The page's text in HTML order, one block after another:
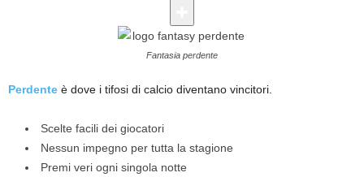
Fantasia perdente
Perdente è dove i tifosi di calcio diventano vincitori.
Scelte facili dei giocatori
Nessun impegno per tutta la stagione
Premi veri ogni singola notte